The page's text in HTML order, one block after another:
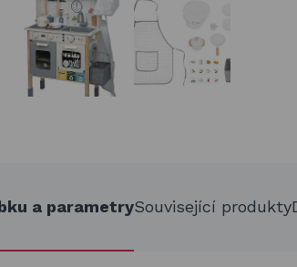
a parametrySouvisející produkty